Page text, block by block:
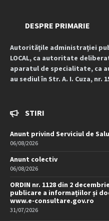
DESPRE PRIMARIE
Autoritățile administrației
LOCAL, ca autoritate
aparatul de specialitate, ca
au sediul în Str. A. I. Cuza, nr.
STIRI
Anunt privind Serviciul de
06/08/2026
Anunt colectiv
06/08/2026
ORDIN nr. 1128 din 2
publicare a informațiilor și
www.e-consultare.gov.ro
31/07/2026